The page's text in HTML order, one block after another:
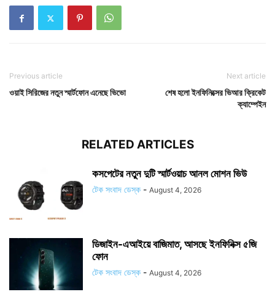
Previous article
ওয়াই সিরিজের নতুন স্মার্টফোন এনেছে ভিভো
Next article
শেষ হলো ইনফিনিক্সের ভিআর ক্রিকেট
ক্যাম্পেইন
RELATED ARTICLES
কসপেটের নতুন দুটি স্মার্টওয়াচ আনল মোশন ভিউ
টেক সংবাদ ডেস্ক - August 4, 2026
ডিজাইন-এআইয়ে বাজিমাত, আসছে ইনফিনিক্স ৫জি
ফোন
টেক সংবাদ ডেস্ক - August 4, 2026